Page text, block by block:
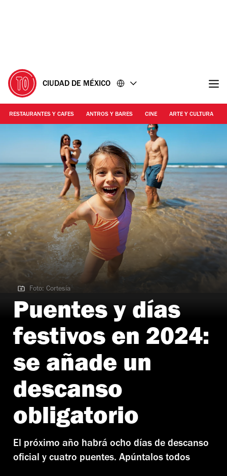
CIUDAD DE MÉXICO
RESTAURANTES Y CAFES ANTROS Y BARES CINE ARTE Y CULTURA
Foto: Cortesía
Foto: Cortesía
Puentes y días
festivos en 2024:
se añade un
descanso
obligatorio
El próximo año habrá ocho días de descanso
oficial y cuatro puentes. Apúntalos todos